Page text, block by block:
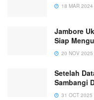
18 MAR 2024
Jambore
Siap
20 NOV 2025
Setelah
Sambangi
31 OCT 2025